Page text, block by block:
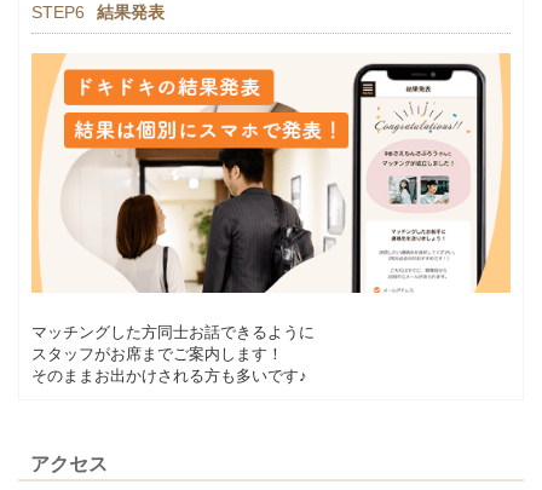
STEP6 結果発表
マッチングした方同士お話できるように
スタッフがお席までご案内します！
そのままお出かけされる方も多いです♪
アクセス